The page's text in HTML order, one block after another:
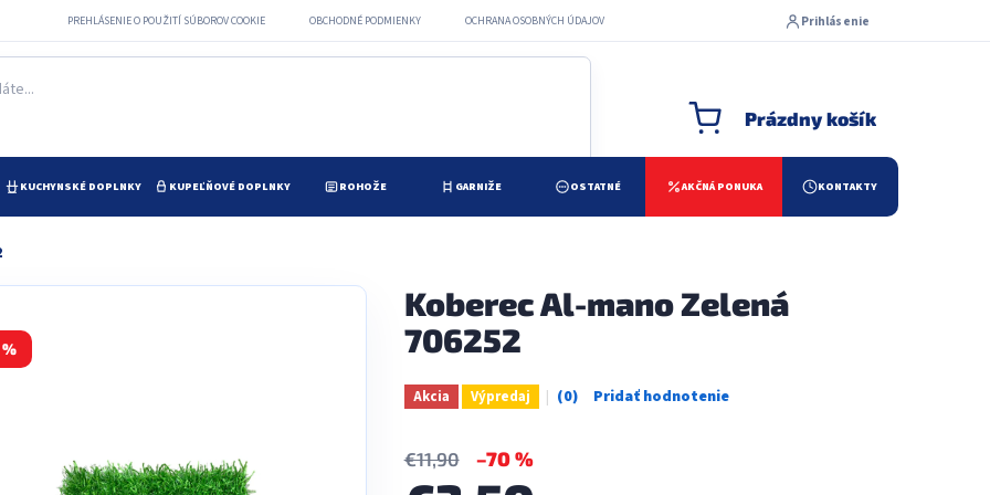
PREHLÁSENIE O POUŽITÍ SÚBOROV COOKIE OBCHODNÉ PODMIENKY OCHRANA OSOBNÝCH ÚDAJOV Prihlásenie
NÁKUPNÝ KOŠÍK
Prázdny košík
KUCHYNSKÉ DOPLNKY KUPEĽŇOVÉ DOPLNKY ROHOŽE GARNIŽE OSTATNÉ AKČNÁ PONUKA KONTAKTY
Koberec Al-mano Zelená
706252
Akcia Výpredaj
Priemerné
€11,90 –70 %